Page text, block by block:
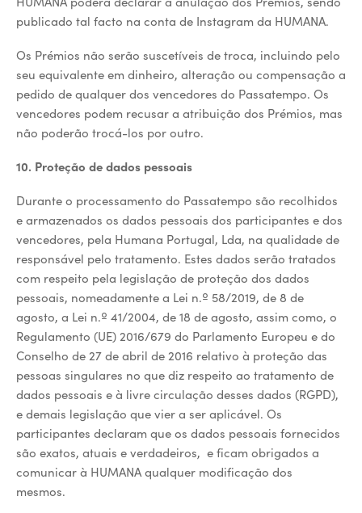
publicado tal facto na conta de Instagram da HUMANA.
Os Prémios não serão suscetíveis de troca, incluindo pelo
seu equivalente em dinheiro, alteração ou compensação a
pedido de qualquer dos vencedores do Passatempo. Os
vencedores podem recusar a atribuição dos Prémios, mas
não poderão trocá-los por outro.
10. Proteção de dados pessoais
Durante o processamento do Passatempo são recolhidos
e armazenados os dados pessoais dos participantes e dos
vencedores, pela Humana Portugal, Lda, na qualidade de
responsável pelo tratamento. Estes dados serão tratados
com respeito pela legislação de proteção dos dados
pessoais, nomeadamente a Lei n.º 58/2019, de 8 de
agosto, a Lei n.º 41/2004, de 18 de agosto, assim como, o
Regulamento (UE) 2016/679 do Parlamento Europeu e do
Conselho de 27 de abril de 2016 relativo à proteção das
pessoas singulares no que diz respeito ao tratamento de
dados pessoais e à livre circulação desses dados (RGPD),
e demais legislação que vier a ser aplicável. Os
participantes declaram que os dados pessoais fornecidos
são exatos, atuais e verdadeiros, e ficam obrigados a
comunicar à HUMANA qualquer modificação dos
mesmos.